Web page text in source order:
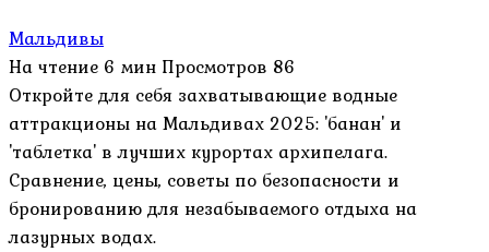
Мальдивы
На чтение 6 мин Просмотров 86
Откройте для себя захватывающие водные
аттракционы на Мальдивах 2025: 'банан' и
'таблетка' в лучших курортах архипелага.
Сравнение, цены, советы по безопасности и
бронированию для незабываемого отдыха на
лазурных водах.